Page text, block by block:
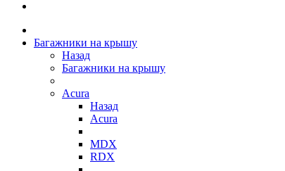
Багажники на крышу
Назад
Багажники на крышу
Acura
Назад
Acura
MDX
RDX